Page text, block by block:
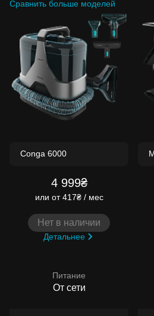
Сравнить больше моделей
4 999₴
или от 417₴ / мес
Нет в наличии
Детальнее
Питание
От сети